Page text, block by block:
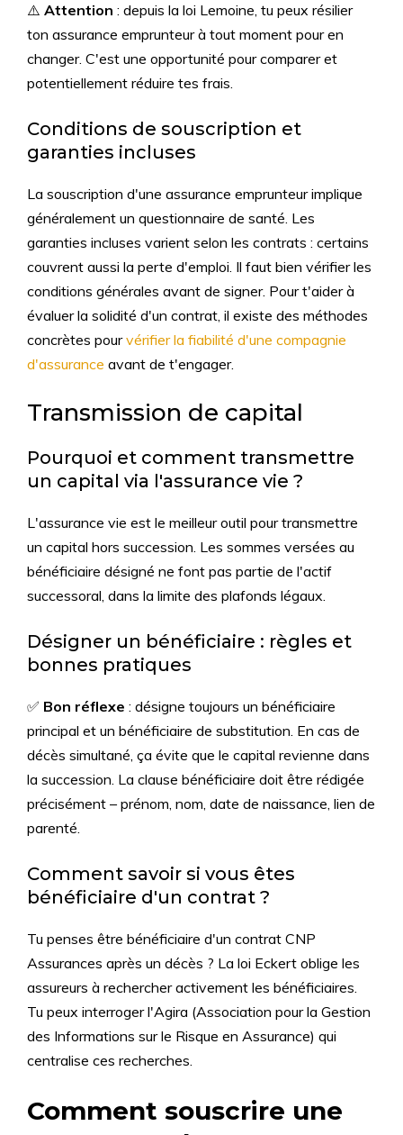
⚠️ Attention : depuis la loi Lemoine, tu peux résilier
ton assurance emprunteur à tout moment pour en
changer. C'est une opportunité pour comparer et
potentiellement réduire tes frais.
Conditions de souscription et
garanties incluses
La souscription d'une assurance emprunteur implique
généralement un questionnaire de santé. Les
garanties incluses varient selon les contrats : certains
couvrent aussi la perte d'emploi. Il faut bien vérifier les
conditions générales avant de signer. Pour t'aider à
évaluer la solidité d'un contrat, il existe des méthodes
concrètes pourvérifier la fiabilité d'une compagnie
d'assurance avant de t'engager.
Transmission de capital
Pourquoi et comment transmettre
un capital via l'assurance vie ?
L'assurance vie est le meilleur outil pour transmettre
un capital hors succession. Les sommes versées au
bénéficiaire désigné ne font pas partie de l'actif
successoral, dans la limite des plafonds légaux.
Désigner un bénéficiaire : règles et
bonnes pratiques
✅ Bon réflexe : désigne toujours un bénéficiaire
principal et un bénéficiaire de substitution. En cas de
décès simultané, ça évite que le capital revienne dans
la succession. La clause bénéficiaire doit être rédigée
précisément – prénom, nom, date de naissance, lien de
parenté.
Comment savoir si vous êtes
bénéficiaire d'un contrat ?
Tu penses être bénéficiaire d'un contrat CNP
Assurances après un décès ? La loi Eckert oblige les
assureurs à rechercher activement les bénéficiaires.
Tu peux interroger l'Agira (Association pour la Gestion
des Informations sur le Risque en Assurance) qui
centralise ces recherches.
Comment souscrire une